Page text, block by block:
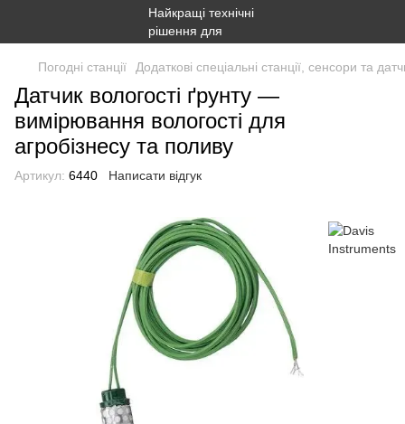
Погодні станції Додаткові спеціальні станції, сенсори та
Датчик вологості ґрунту —
вимірювання вологості для
агробізнесу та поливу
Артикул: 6440 Написати відгук